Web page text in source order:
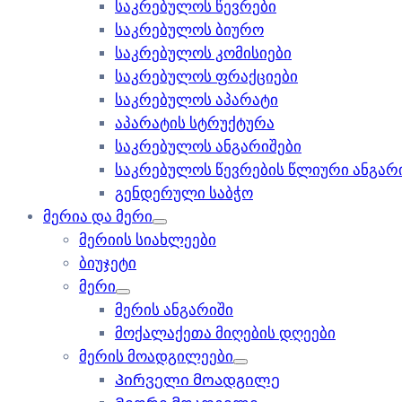
საკრებულოს წევრები
საკრებულოს ბიურო
საკრებულოს კომისიები
საკრებულოს ფრაქციები
საკრებულოს აპარატი
აპარატის სტრუქტურა
საკრებულოს ანგარიშები
საკრებულოს წევრების წლიური
გენდერული საბჭო
მერია და მერი
მერიის სიახლეები
ბიუჯეტი
მერი
მერის ანგარიში
მოქალაქეთა მიღების დღეები
მერის მოადგილეები
Პირველი მოადგილე